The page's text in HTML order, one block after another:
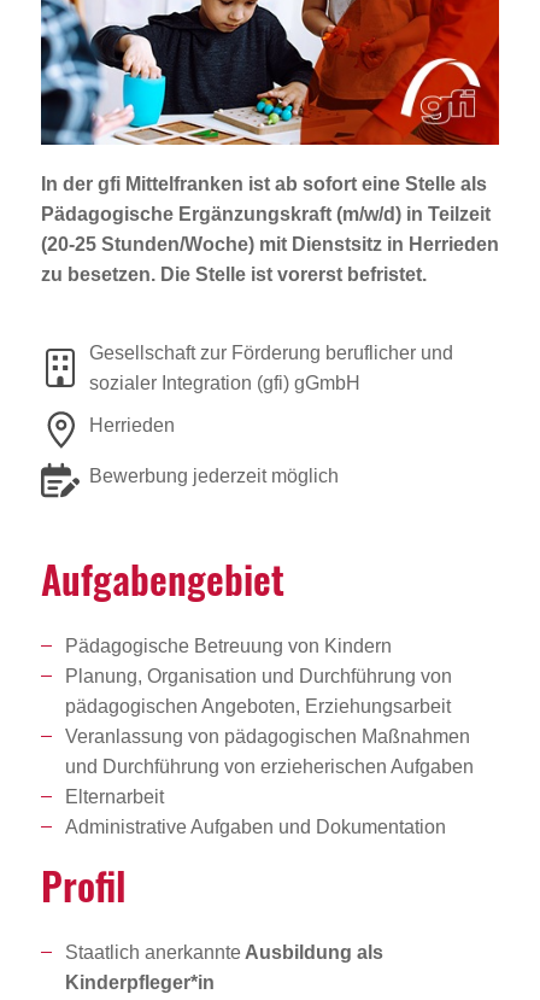
Jobportal
Presse und Medien
bbw e. V.
Karriere
News Archiv
In der gfi Mittelfranken ist ab sofort eine Stelle als
Pädagogische Ergänzungskraft (m/w/d) in Teilzeit
(20-25 Stunden/Woche) mit Dienstsitz in Herrieden
zu besetzen. Die Stelle ist vorerst befristet.
Gesellschaft zur Förderung beruflicher und
sozialer Integration (gfi) gGmbH
Herrieden
Bewerbung jederzeit möglich
Aufga­ben­ge­biet
Pädagogische Betreuung von Kindern
Planung, Organisation und Durchführung von
pädagogischen Angeboten, Erziehungsarbeit
Veranlassung von pädagogischen Maßnahmen
und Durchführung von erzieherischen Aufgaben
Elternarbeit
Administrative Aufgaben und Dokumentation
Profil
Staatlich anerkannteAusbildung als
Kinderpfleger*in